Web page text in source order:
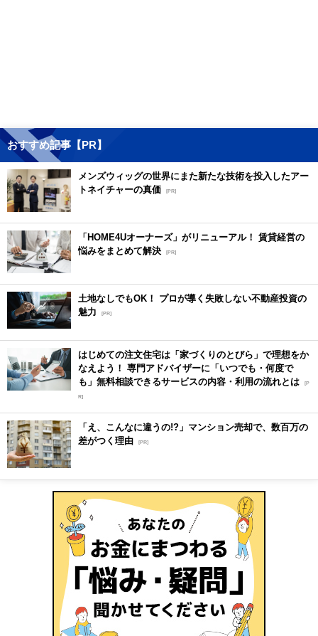
おすすめ記事【PR】
メンズウィッグの世界にまた新たな技術を投入したアー
トネイチャーの真価 [PR]
「HOME4Uオーナーズ」がリニューアル！ 賃貸経営の
悩みをまとめて解決 [PR]
土地なしでもOK！ プロが導く失敗しない不動産投資の
魅力
[PR]
はじめての注文住宅は「家づくりのとびら」で理想をか
なえよう！ 専門アドバイザーに「いつでも・何度で
も」無料相談できるサービスの内容・利用の流れとは [P
R]
「え、こんなに違うの!?」マンション売却で、数百万の
差がつく理由 [PR]